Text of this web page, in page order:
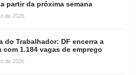
partir da próxima semana
de 2026
do Trabalhador: DF encerra a
com 1.184 vagas de emprego
de 2026